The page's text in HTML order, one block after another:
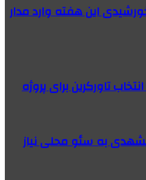
خورشیدی این هفته وارد مدار
به سئو محلی نیاز